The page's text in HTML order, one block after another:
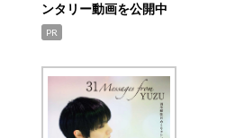
ンタリー動画を公開中
PR